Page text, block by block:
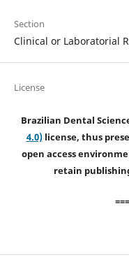
Section
Clinical or Laboratorial
License
Brazilian Dental
4.0)license, thus
open access
retain